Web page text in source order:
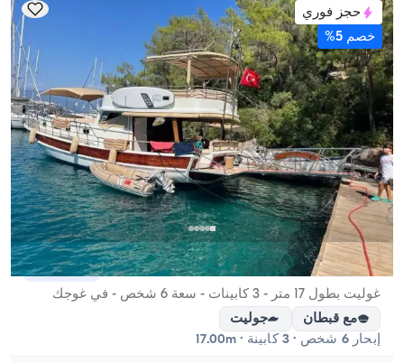
حجز فوري
خصم 5%
غوجك, Muğla قارب جديد
غوليت بطول 17 متر - 3 كابينات - سعة 6 شخص - في غوجك
مع قبطان
جوليت
إبحار 6 شخص · 3 كابينة · 17.00m